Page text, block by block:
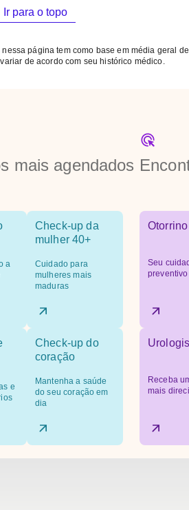
Ir para o topo
página tem como base em média geral
de acordo com seu histórico médico.
mais agendados
a
Check-up da
mulher 40+
Cuidado para
mulheres mais
maduras
e
Check-up do
coração
Mantenha a saúde
do seu coração em
dia
Otorrino
Seu
Receba
mais